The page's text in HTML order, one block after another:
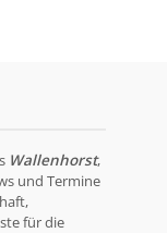
Wallenhorst,
und Termine
für die